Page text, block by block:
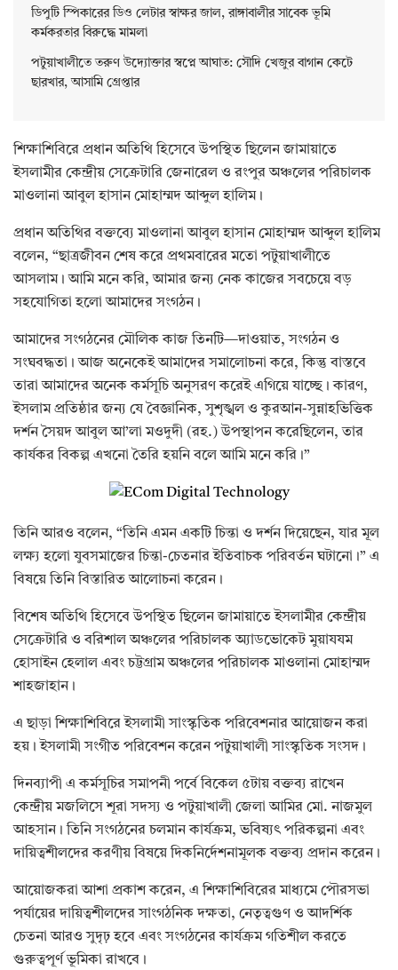
ডিপুটি স্পিকারের ডিও লেটার স্বাক্ষর জাল, রাঙ্গাবালীর সাবেক ভূমি
কর্মকরতার বিরুদ্ধে মামলা
পটুয়াখালীতে তরুণ উদ্যোক্তার স্বপ্নে আঘাত: সৌদি খেজুর বাগান কেটে
ছারখার, আসামি গ্রেপ্তার
শিক্ষাশিবিরে প্রধান অতিথি হিসেবে উপস্থিত ছিলেন জামায়াতে
ইসলামীর কেন্দ্রীয় সেক্রেটারি জেনারেল ও রংপুর অঞ্চলের পরিচালক
মাওলানা আবুল হাসান মোহাম্মদ আব্দুল হালিম।
প্রধান অতিথির বক্তব্যে মাওলানা আবুল হাসান মোহাম্মদ আব্দুল হালিম
বলেন, “ছাত্রজীবন শেষ করে প্রথমবারের মতো পটুয়াখালীতে
আসলাম। আমি মনে করি, আমার জন্য নেক কাজের সবচেয়ে বড়
সহযোগিতা হলো আমাদের সংগঠন।
আমাদের সংগঠনের মৌলিক কাজ তিনটি—দাওয়াত, সংগঠন ও
সংঘবদ্ধতা। আজ অনেকেই আমাদের সমালোচনা করে, কিন্তু বাস্তবে
তারা আমাদের অনেক কর্মসূচি অনুসরণ করেই এগিয়ে যাচ্ছে। কারণ,
ইসলাম প্রতিষ্ঠার জন্য যে বৈজ্ঞানিক, সুশৃঙ্খল ও কুরআন-সুন্নাহভিত্তিক
দর্শন সৈয়দ আবুল আ’লা মওদুদী (রহ.) উপস্থাপন করেছিলেন, তার
কার্যকর বিকল্প এখনো তৈরি হয়নি বলে আমি মনে করি।”
তিনি আরও বলেন, “তিনি এমন একটি চিন্তা ও দর্শন দিয়েছেন, যার মূল
লক্ষ্য হলো যুবসমাজের চিন্তা-চেতনার ইতিবাচক পরিবর্তন ঘটানো।” এ
বিষয়ে তিনি বিস্তারিত আলোচনা করেন।
বিশেষ অতিথি হিসেবে উপস্থিত ছিলেন জামায়াতে ইসলামীর কেন্দ্রীয়
সেক্রেটারি ও বরিশাল অঞ্চলের পরিচালক অ্যাডভোকেট মুয়াযযম
হোসাইন হেলাল এবং চট্টগ্রাম অঞ্চলের পরিচালক মাওলানা মোহাম্মদ
শাহজাহান।
এ ছাড়া শিক্ষাশিবিরে ইসলামী সাংস্কৃতিক পরিবেশনার আয়োজন করা
হয়। ইসলামী সংগীত পরিবেশন করেন পটুয়াখালী সাংস্কৃতিক সংসদ।
দিনব্যাপী এ কর্মসূচির সমাপনী পর্বে বিকেল ৫টায় বক্তব্য রাখেন
কেন্দ্রীয় মজলিসে শূরা সদস্য ও পটুয়াখালী জেলা আমির মো. নাজমুল
আহসান। তিনি সংগঠনের চলমান কার্যক্রম, ভবিষ্যৎ পরিকল্পনা এবং
দায়িত্বশীলদের করণীয় বিষয়ে দিকনির্দেশনামূলক বক্তব্য প্রদান করেন।
আয়োজকরা আশা প্রকাশ করেন, এ শিক্ষাশিবিরের মাধ্যমে পৌরসভা
পর্যায়ের দায়িত্বশীলদের সাংগঠনিক দক্ষতা, নেতৃত্বগুণ ও আদর্শিক
চেতনা আরও সুদৃঢ় হবে এবং সংগঠনের কার্যক্রম গতিশীল করতে
গুরুত্বপূর্ণ ভূমিকা রাখবে।